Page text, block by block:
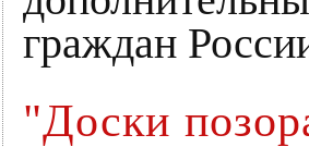
граждан
"Доски